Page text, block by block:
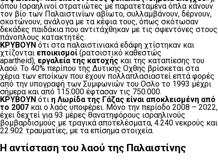
όπου Ισραηλινοί στρατιώτες με παρατεταμένα όπλα κάνουν
τον βίο των Παλαιστινίων αβίωτο, συλλαμβάνουν, δέρνουν,
σκοτώνουν, ανάλογα με τα κέφια τους, όπως σκότωσαν
δεκάδες παιδάκια που αντιτάχθηκαν με τις σφεντόνες στους
πάνοπλους κατακτητές.
ΚΡΥΒΟΥΝ ότι στα παλαιστινιακά εδάφη χτίστηκαν και
χτίζονται εποικισμοί (ρατσιστικό καθεστώς
apartheid), εργαλεία της κατοχής και της καταπίεσης του
λαού. Το 40% περίπου της Δυτικής Οχθης βρίσκεται στα
χέρια των εποίκων που έχουν πολλαπλασιαστεί επτά φορές
από την υπογραφή των Συμφωνιών του Οσλο το 1993 μέχρι
σήμερα και από 115.000 έφτασαν τις 750.000.
ΚΡΥΒΟΥΝ ότι η Λωρίδα της Γάζας είναι αποκλεισμένη από
το 2007 και ο λαός υποφέρει. Μόνο την περίοδο 2008 – 2022,
έχει δεχτεί για 93 μέρες θανατηφόρους ισραηλινούς
βομβαρδισμούς με τραγικά αποτελέσματα, 4.240 νεκρούς και
22.902 τραυματίες, με τα επίσημα στοιχεία.
Η αντίσταση του λαού της Παλαιστίνης